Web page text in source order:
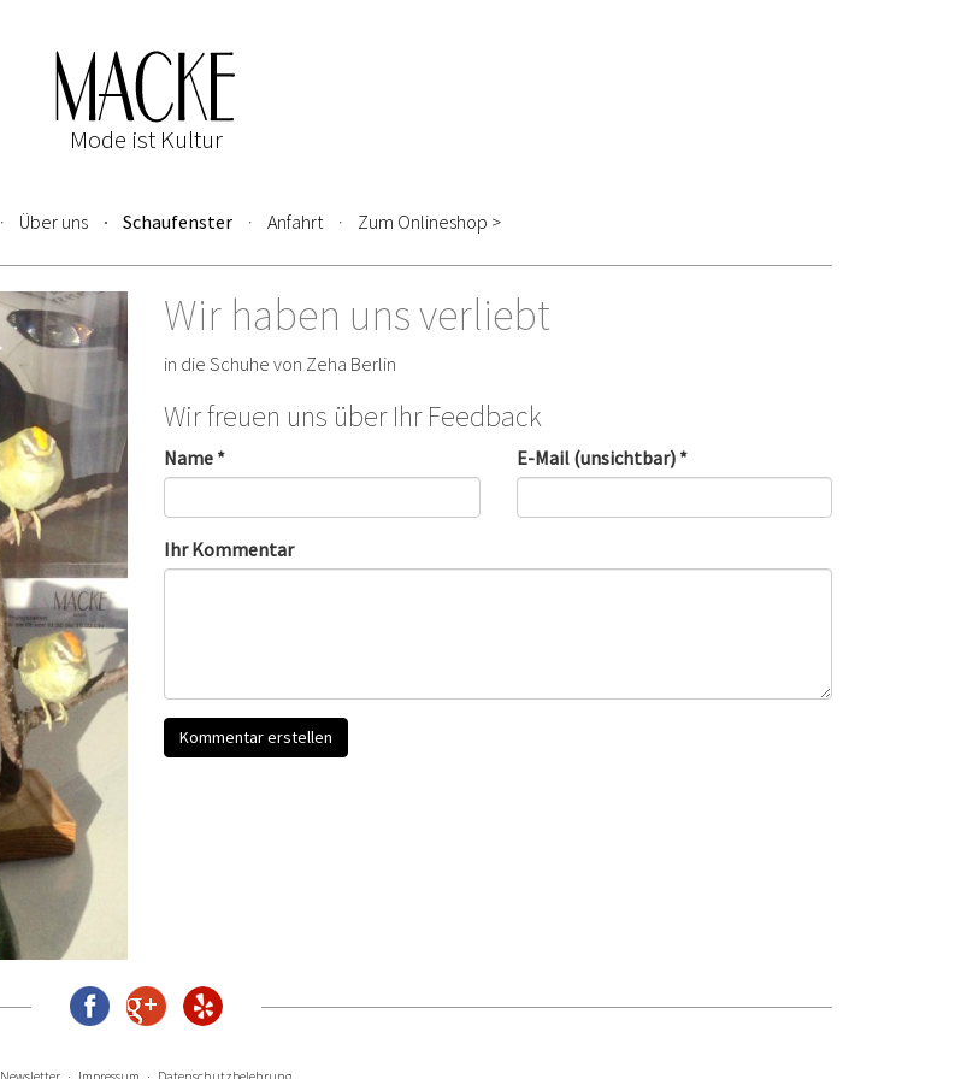
Mode ist Kultur
Über uns Schaufenster Anfahrt Zum Onlineshop >
Wir haben uns verliebt
in die Schuhe von Zeha Berlin
Wir freuen uns über Ihr Feedback
Name * E-Mail (unsichtbar) *
Ihr Kommentar